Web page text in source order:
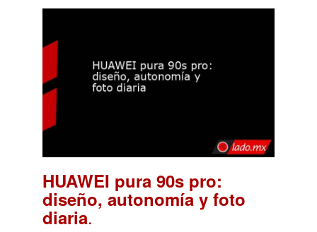
HUAWEI pura 90s pro:
diseño, autonomía y foto
diaria.